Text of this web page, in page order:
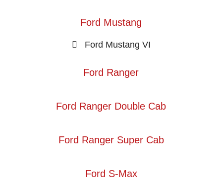
Ford Mustang
Ford Mustang VI
Ford Ranger
Ford Ranger Double Cab
Ford Ranger Super Cab
Ford S-Max